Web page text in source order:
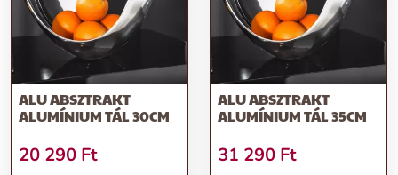
ALU ABSZTRAKT
ALUMÍNIUM TÁL 30CM
20 290 Ft
ALU ABSZTRAKT
ALUMÍNIUM TÁL 35CM
31 290 Ft